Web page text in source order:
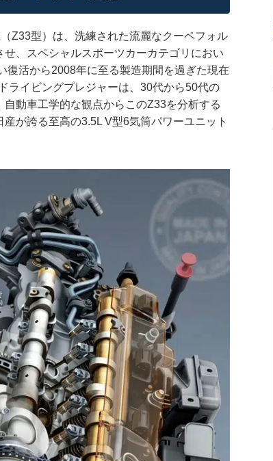
Z33型）は、洗練された流麗なクーペフォル
、スペシャルスポーツカーカテゴリにおい
復活から2008年に至る製造期間を過ぎた現在
ライビングプレジャーは、30代から50代の
動車工学的な観点からこのZ33を分析する
が誇る至高の3.5L V型6気筒パワーユニット